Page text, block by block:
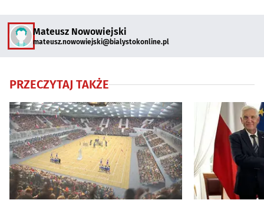
Mateusz Nowowiejski
mateusz.nowowiejski@bialystokonline.pl
PRZECZYTAJ TAKŻE